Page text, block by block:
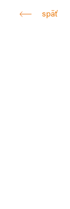
späť